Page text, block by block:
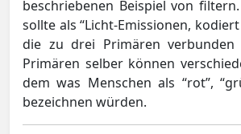
beschriebenen Beispiel von filtern.
sollte als “Licht-Emissionen,
die zu drei Primären verbunden
Primären selber können
dem was Menschen als “rot”,
bezeichnen würden.